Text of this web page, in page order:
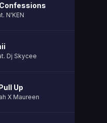
N'KEN
Dj Skycee
Up
X Maureen